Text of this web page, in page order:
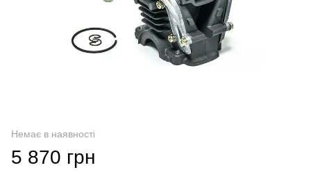
Немає в наявності
5 870 грн